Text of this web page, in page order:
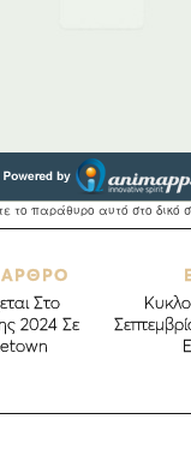
Στο
2024 Σε